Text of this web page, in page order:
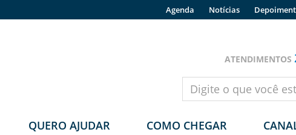
Agenda Notícias
ATENDIMENTOS
QUERO AJUDAR COMO CHEGAR